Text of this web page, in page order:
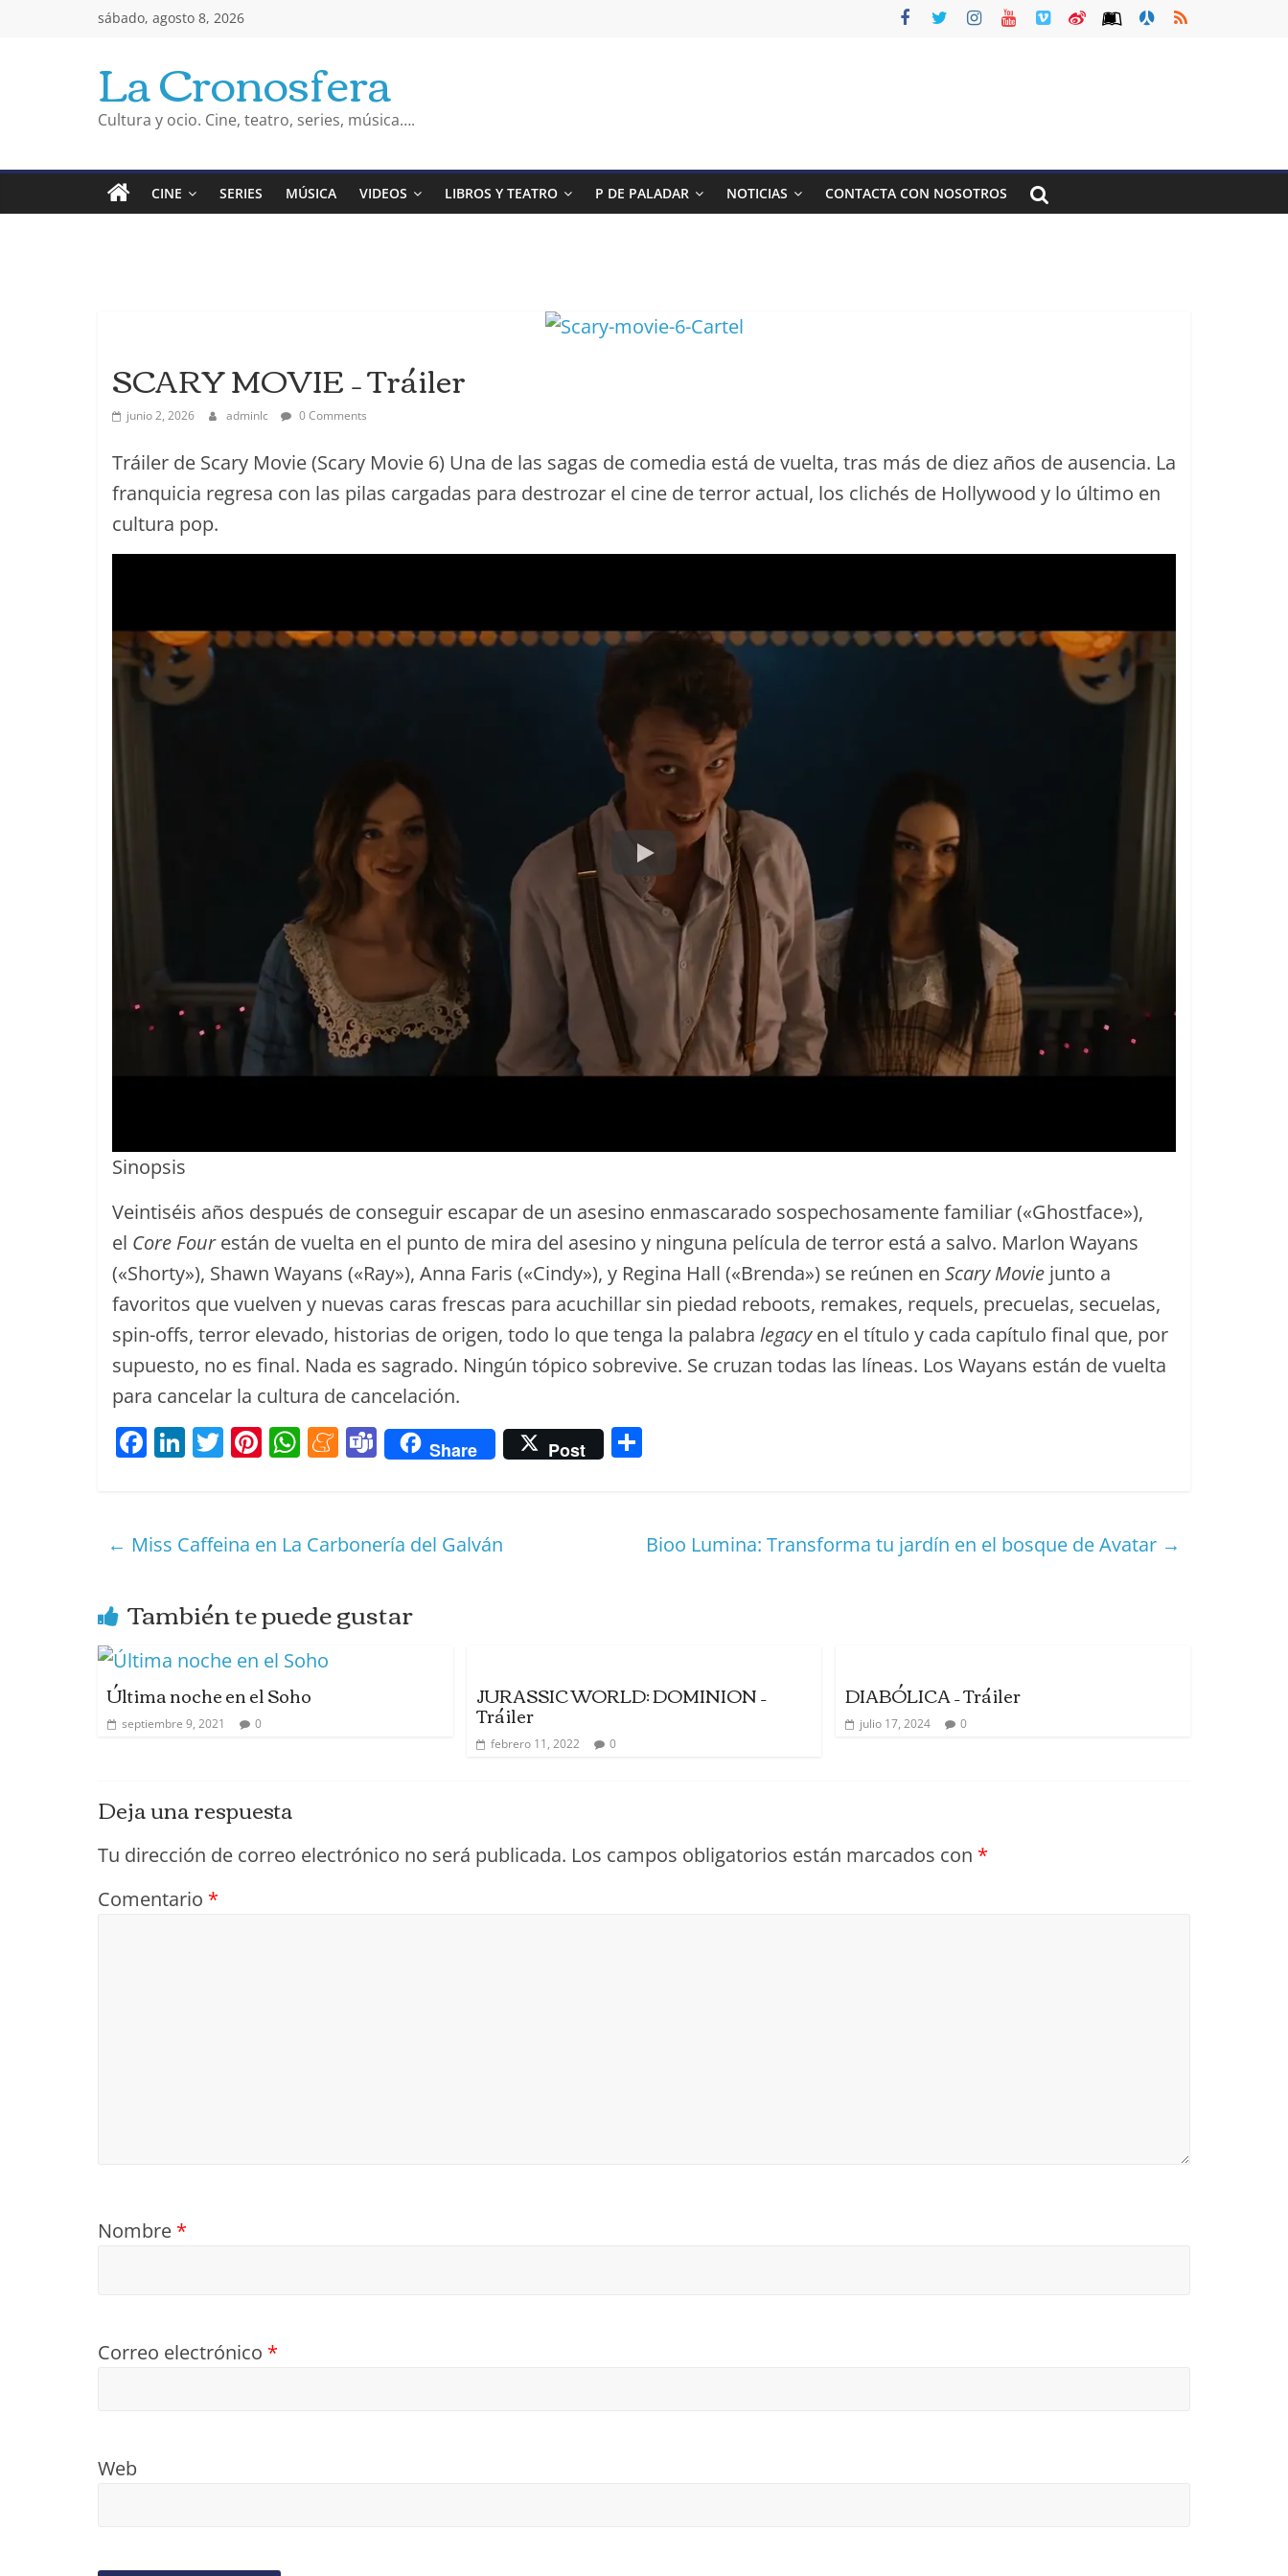
sábado, agosto 8, 2026
La Cronosfera
Cultura y ocio. Cine, teatro, series, música….
CINE SERIES MÚSICA VIDEOS LIBROS Y TEATRO P DE PALADAR NOTICIAS CONTACTA CON NOSOTROS
SCARY MOVIE – Tráiler
junio 2, 2026 adminlc 0 Comments
Tráiler de Scary Movie (Scary Movie 6) Una de las sagas de comedia está de vuelta, tras más de diez años de ausencia. La
franquicia regresa con las pilas cargadas para destrozar el cine de terror actual, los clichés de Hollywood y lo último en
cultura pop.
Sinopsis
Veintiséis años después de conseguir escapar de un asesino enmascarado sospechosamente familiar («Ghostface»),
el Core Fourestán de vuelta en el punto de mira del asesino y ninguna película de terror está a salvo. Marlon Wayans
(«Shorty»), Shawn Wayans («Ray»), Anna Faris («Cindy»), y Regina Hall («Brenda») se reúnen en Scary Movie junto a
favoritos que vuelven y nuevas caras frescas para acuchillar sin piedad reboots, remakes, requels, precuelas, secuelas,
spin-offs, terror elevado, historias de origen, todo lo que tenga la palabra legacyen el título y cada capítulo final que, por
supuesto, no es final. Nada es sagrado. Ningún tópico sobrevive. Se cruzan todas las líneas. Los Wayans están de vuelta
para cancelar la cultura de cancelación.
F
e
b
o
k
Li
e
dI
T
er
Pi
e
st
W
s
A
p
M
e
a
e
T
e
m
s
Share Post
p
ar
← Miss Caffeina en La Carbonería del Galván Bioo Lumina: Transforma tu jardín en el bosque de Avatar →
También te puede gustar
Última noche en el Soho
septiembre 9, 2021 0
JURASSIC WORLD: DOMINION –
Tráiler
febrero 11, 2022 0
DIABÓLICA – Tráiler
julio 17, 2024 0
Deja una respuesta
Tu dirección de correo electrónico no será publicada. Los campos obligatorios están marcados con *
Comentario *
Nombre *
Correo electrónico *
Web